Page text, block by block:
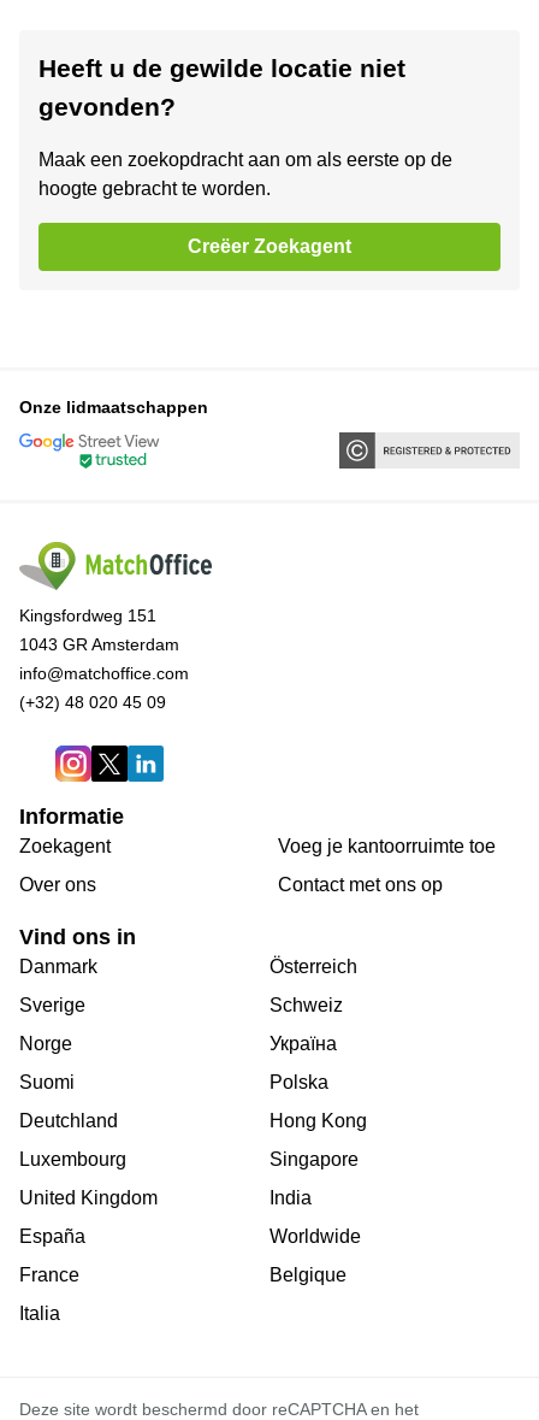
Heeft u de gewilde locatie niet
gevonden?
Maak een zoekopdracht aan om als eerste op de
hoogte gebracht te worden.
Creëer Zoekagent
Onze lidmaatschappen
Kingsfordweg 151
1043 GR Amsterdam
info@matchoffice.com
(+32) 48 020 45 09
Informatie
Zoekagent
Over ons
Voeg je kantoorruimte toe
Сontact met ons op
Vind ons in
Danmark
Sverige
Norge
Suomi
Deutchland
Luxembourg
United Kingdom
España
France
Italia
Österreich
Schweiz
Україна
Polska
Hong Kong
Singapore
India
Worldwide
Belgique
Deze site wordt beschermd door reCAPTCHA en het